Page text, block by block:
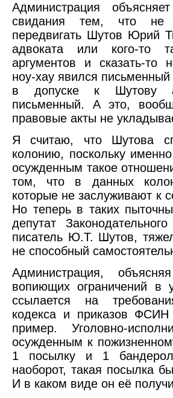
Администрация
свидания тем, что не
передвигать Шутов Юрий
адвоката или кого-то
аргументов и сказать-то
ноу-хау явился
в допуске к Шутову
письменный. А это,
правовые акты не
Я считаю, что Шутова
колонию, поскольку
осужденным такое
том, что в данных
которые не заслуживают к
Но теперь в таких
депутат
писатель Ю.Т. Шутов,
не способный
Администрация,
вопиющих ограничений в
ссылается на
кодекса и приказов
пример. Уголовно-
осужденным к
1 посылку и 1
наоборот, такая посылка
И в каком виде он её